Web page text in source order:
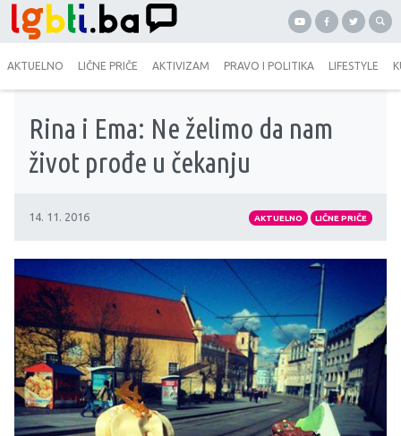
AKTUELNO LIČNE PRIČE AKTIVIZAM PRAVO I POLITIKA LIFESTYLE
Rina i Ema: Ne želimo da nam
život prođe u čekanju
14. 11. 2016 AKTUELNO LIČNE PRIČE